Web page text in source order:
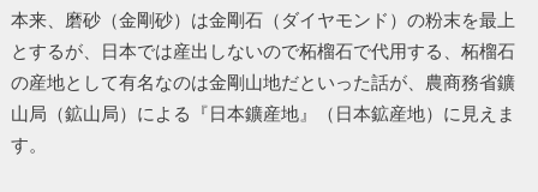
本来、磨砂（金剛砂）は金剛石（ダイヤモンド）の粉末を最上
とするが、日本では産出しないので柘榴石で代用する、柘榴石
の産地として有名なのは金剛山地だといった話が、農商務省鑛
山局（鉱山局）による『日本鑛産地』（日本鉱産地）に見えま
す。